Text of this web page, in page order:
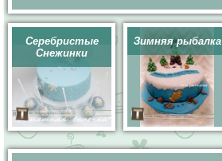
Серебристые
Снежинки
Зимняя рыбалка